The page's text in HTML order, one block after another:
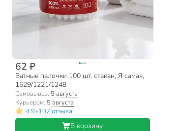
62 ₽
Ватные палочки 100 шт, стакан, Я самая,
1629/1221/1248
Самовывоз: 5 августа
Курьером: 5 августа
4.9•102 отзыва
В корзину